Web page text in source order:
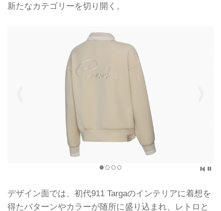
新たなカテゴリーを切り開く。
デザイン面では、初代911 Targaのインテリアに着想を
得たパターンやカラーが随所に盛り込まれ、レトロと